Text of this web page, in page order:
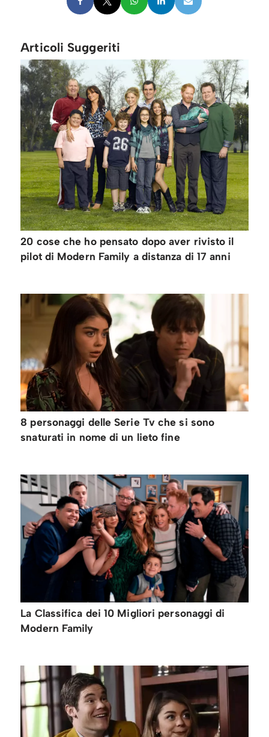
Articoli Suggeriti
20 cose che ho pensato dopo aver rivisto il
pilot di Modern Family a distanza di 17 anni
8 personaggi delle Serie Tv che si sono
snaturati in nome di un lieto fine
La Classifica dei 10 Migliori personaggi di
Modern Family